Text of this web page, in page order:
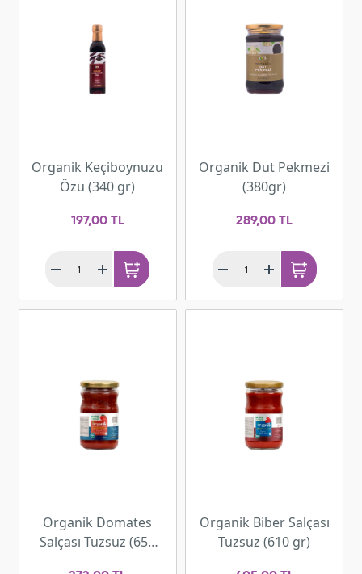
Organik Keçiboynuzu
Özü (340 gr)
197,00 TL
Organik Dut Pekmezi
(380gr)
289,00 TL
Organik Domates
Salçası Tuzsuz (650
Organik Biber Salçası
Tuzsuz (610 gr)